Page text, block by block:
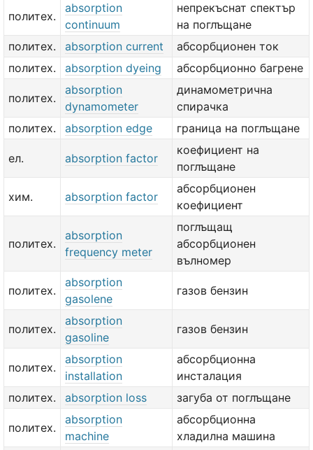
политех.
absorption
continuum
непрекъснат спектър
на поглъщане
политех.
absorption current
абсорбционен ток
политех.
absorption dyeing абсорбционно багрене
политех.
absorption
dynamometer
динамометрична
спирачка
политех.
absorption edge граница на поглъщане
ел. absorption factor
коефициент на
поглъщане
хим. absorption factor
абсорбционен
коефициент
политех.
absorption
frequency meter
поглъщащ
абсорбционен
вълномер
политех.
absorption
gasolene
газов бензин
политех.
absorption
gasoline
газов бензин
политех.
absorption
installation
абсорбционна
инсталация
политех.
absorption loss загуба от поглъщане
политех.
absorption
machine
абсорбционна
хладилна машина